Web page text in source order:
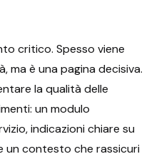
critico. Spesso viene
è una pagina decisiva.
la qualità delle
un modulo
indicazioni chiare su
un contesto che rassicuri